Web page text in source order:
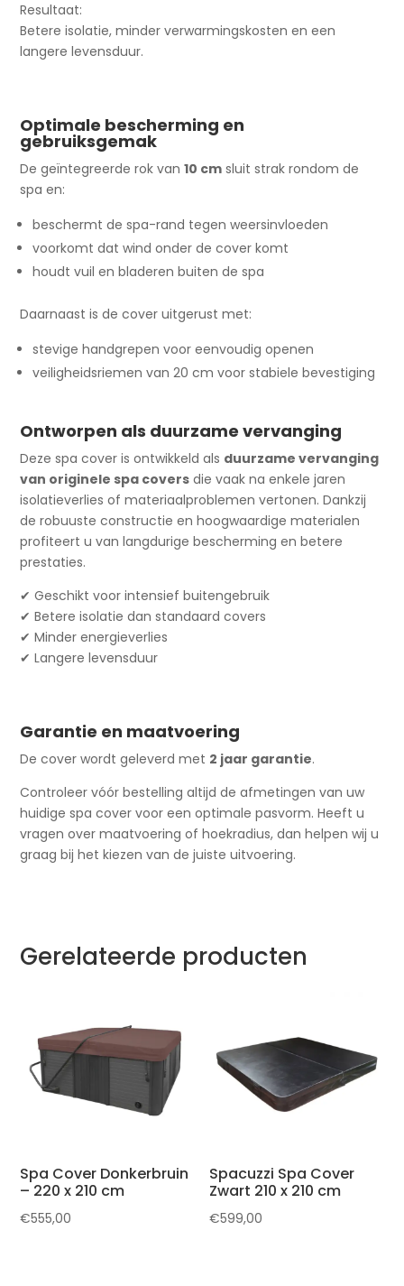
Resultaat:
Betere isolatie, minder verwarmingskosten en een
langere levensduur.
Optimale bescherming en
gebruiksgemak
De geïntegreerde rok van10 cm sluit strak rondom de
spa en:
beschermt de spa-rand tegen weersinvloeden
voorkomt dat wind onder de cover komt
houdt vuil en bladeren buiten de spa
Daarnaast is de cover uitgerust met:
stevige handgrepen voor eenvoudig openen
veiligheidsriemen van 20 cm voor stabiele bevestiging
Ontworpen als duurzame vervanging
Deze spa cover is ontwikkeld als duurzame vervanging
van originele spa covers die vaak na enkele jaren
isolatieverlies of materiaalproblemen vertonen. Dankzij
de robuuste constructie en hoogwaardige materialen
profiteert u van langdurige bescherming en betere
prestaties.
✔ Geschikt voor intensief buitengebruik
✔ Betere isolatie dan standaard covers
✔ Minder energieverlies
✔ Langere levensduur
Garantie en maatvoering
De cover wordt geleverd met 2 jaar garantie.
Controleer vóór bestelling altijd de afmetingen van uw
huidige spa cover voor een optimale pasvorm. Heeft u
vragen over maatvoering of hoekradius, dan helpen wij u
graag bij het kiezen van de juiste uitvoering.
Gerelateerde producten
Spa Cover Donkerbruin
– 220 x 210 cm
€555,00
Spacuzzi Spa Cover
Zwart 210 x 210 cm
€599,00